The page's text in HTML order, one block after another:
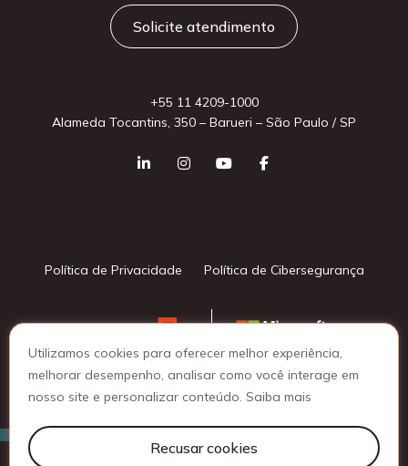
Utilizamos cookies para oferecer melhor experiência,
melhorar desempenho, analisar como você interage em
nosso site e personalizar conteúdo. Saiba mais
Recusar cookies
Solicite atendimento
+55 11 4209-1000
Alameda Tocantins, 350 – Barueri – São Paulo / SP
Política de Privacidade Política de Cibersegurança
© 2025 Lattine Group - Todos os direitos reservados